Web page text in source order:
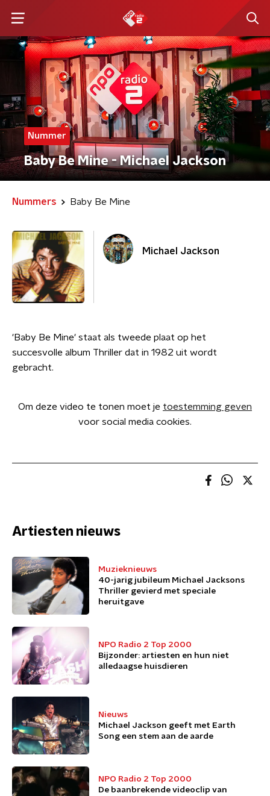
Nummer
Baby Be Mine - Michael Jackson
Nummers Baby Be Mine
Michael Jackson
'Baby Be Mine' staat als tweede plaat op het
succesvolle album Thriller dat in 1982 uit wordt
gebracht.
Om deze video te tonen moet je toestemming geven
voor social media cookies.
Artiesten nieuws
Muzieknieuws
40-jarig jubileum Michael Jacksons
Thriller gevierd met speciale
heruitgave
NPO Radio 2 Top 2000
Bijzonder: artiesten en hun niet
alledaagse huisdieren
Nieuws
Michael Jackson geeft met Earth
Song een stem aan de aarde
NPO Radio 2 Top 2000
De baanbrekende videoclip van